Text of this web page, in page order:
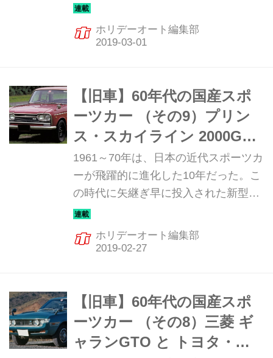
ポーツカーは、まさに日本の自動車技
術の進化の歴史と言っていい。そんな
飛躍の10年を彩った珠玉のマシンを振
プモデル、GTRだ。
ホリデーオート編集部
【旧車】60年代の国産スポ
ーツカー （その9）プリン
ス・スカイライン 2000GTｰ
B
1961～70年は、日本の近代スポーツカ
ーが飛躍的に進化した10年だった。こ
の時代に矢継ぎ早に投入された新型ス
ポーツカーは、まさに日本の自動車技
術の進化の歴史と言っていい。そんな
飛躍の10年を彩った珠玉のマシンを振
Bを紹介しよう。
ホリデーオート編集部
【旧車】60年代の国産スポ
ーツカー （その8）三菱 ギ
ャランGTO と トヨタ・セ